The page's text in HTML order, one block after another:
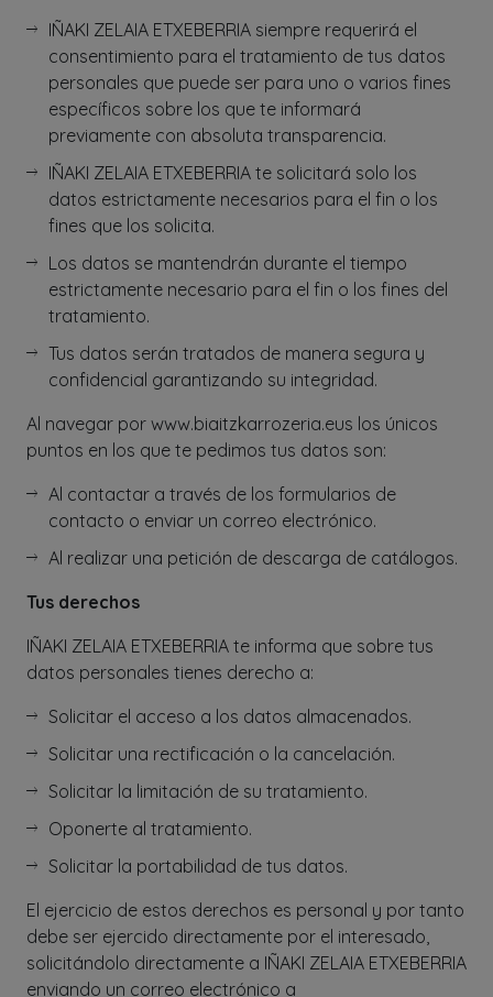
IÑAKI ZELAIA ETXEBERRIA siempre requerirá el
consentimiento para el tratamiento de tus datos
personales que puede ser para uno o varios fines
específicos sobre los que te informará
previamente con absoluta transparencia.
IÑAKI ZELAIA ETXEBERRIA te solicitará solo los
datos estrictamente necesarios para el fin o los
fines que los solicita.
Los datos se mantendrán durante el tiempo
estrictamente necesario para el fin o los fines del
tratamiento.
Tus datos serán tratados de manera segura y
confidencial garantizando su integridad.
Al navegar por www.biaitzkarrozeria.eus los únicos
puntos en los que te pedimos tus datos son:
Al contactar a través de los formularios de
contacto o enviar un correo electrónico.
Al realizar una petición de descarga de catálogos.
Tus derechos
IÑAKI ZELAIA ETXEBERRIA te informa que sobre tus
datos personales tienes derecho a:
Solicitar el acceso a los datos almacenados.
Solicitar una rectificación o la cancelación.
Solicitar la limitación de su tratamiento.
Oponerte al tratamiento.
Solicitar la portabilidad de tus datos.
El ejercicio de estos derechos es personal y por tanto
debe ser ejercido directamente por el interesado,
solicitándolo directamente a IÑAKI ZELAIA ETXEBERRIA
enviando un correo electrónico a